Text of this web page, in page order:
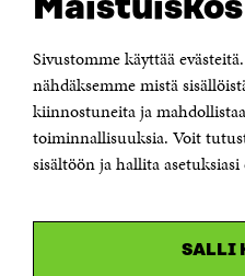
Sivustomme käyttää
nähdäksemme mistä
kiinnostuneita ja
toiminnallisuuksia. Voit
sisältöön ja hallita asetuksiasi
SALLI
Itämerenkatu 11-13, PL 160,
00181 Helsinki
Puhelin +358 294 618 991
Sähköpostiosoite
Saapumisohjeet
Y-tunnus 0202132-3